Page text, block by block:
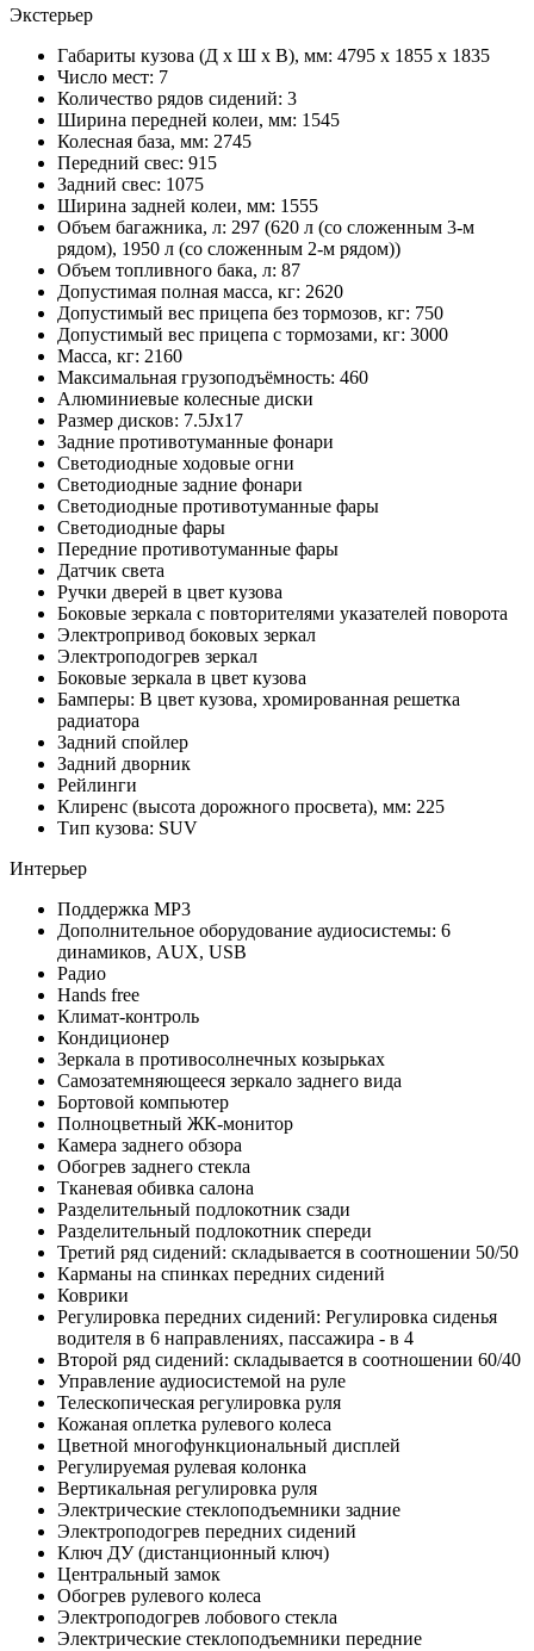
Экстерьер
Габариты кузова (Д x Ш x В), мм: 4795 x 1855 x 1835
Число мест: 7
Количество рядов сидений: 3
Ширина передней колеи, мм: 1545
Колесная база, мм: 2745
Передний свес: 915
Задний свес: 1075
Ширина задней колеи, мм: 1555
Объем багажника, л: 297 (620 л (со сложенным 3-м
рядом), 1950 л (со сложенным 2-м рядом))
Объем топливного бака, л: 87
Допустимая полная масса, кг: 2620
Допустимый вес прицепа без тормозов, кг: 750
Допустимый вес прицепа с тормозами, кг: 3000
Масса, кг: 2160
Максимальная грузоподъёмность: 460
Алюминиевые колесные диски
Размер дисков: 7.5Jx17
Задние противотуманные фонари
Светодиодные ходовые огни
Cветодиодные задние фонари
Светодиодные противотуманные фары
Светодиодные фары
Передние противотуманные фары
Датчик света
Ручки дверей в цвет кузова
Боковые зеркала с повторителями указателей поворота
Электропривод боковых зеркал
Электроподогрев зеркал
Боковые зеркала в цвет кузова
Бамперы: В цвет кузова, хромированная решетка
радиатора
Задний спойлер
Задний дворник
Рейлинги
Клиренс (высота дорожного просвета), мм: 225
Тип кузова: SUV
Интерьер
Поддержка MP3
Дополнительное оборудование аудиосистемы: 6
динамиков, AUX, USB
Радио
Hands free
Климат-контроль
Кондиционер
Зеркала в противосолнечных козырьках
Самозатемняющееся зеркало заднего вида
Бортовой компьютер
Полноцветный ЖК-монитор
Камера заднего обзора
Обогрев заднего стекла
Тканевая обивка салона
Разделительный подлокотник сзади
Разделительный подлокотник спереди
Третий ряд сидений: складывается в соотношении 50/50
Карманы на спинках передних сидений
Коврики
Регулировка передних сидений: Регулировка сиденья
водителя в 6 направлениях, пассажира - в 4
Второй ряд сидений: складывается в соотношении 60/40
Управление аудиосистемой на руле
Телескопическая регулировка руля
Кожаная оплетка рулевого колеса
Цветной многофункциональный дисплей
Регулируемая рулевая колонка
Вертикальная регулировка руля
Электрические стеклоподъемники задние
Электроподогрев передних сидений
Ключ ДУ (дистанционный ключ)
Центральный замок
Обогрев рулевого колеса
Электроподогрев лобового стекла
Электрические стеклоподъемники передние